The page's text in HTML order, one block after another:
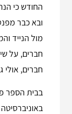
החודש כי
ובא כבר
מול הנייד
חברים, על
חברים, אולי
בבית הספר